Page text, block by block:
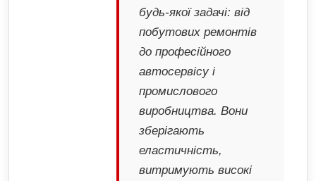
будь-якої задачі: від
побутових ремонтів
до професійного
автосервісу і
промислового
виробництва. Вони
зберігають
еластичність,
витримують високі